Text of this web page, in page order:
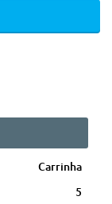
Carrinha
5